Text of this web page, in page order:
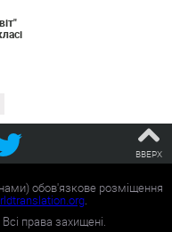
ВВЕРХ
обов'язкове розміщення
.
права захищені.